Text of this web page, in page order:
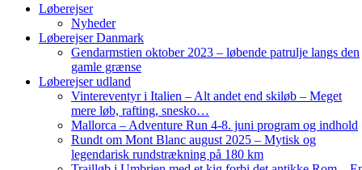
Løberejser
Nyheder
Løberejser Danmark
Gendarmstien oktober 2023 – løbende patrulje langs den
gamle grænse
Løberejser udland
Vintereventyr i Italien – Alt andet end skiløb – Meget
mere løb, rafting, snesko…
Mallorca – Adventure Run 4-8. juni program og indhold
Rundt om Mont Blanc august 2025 – Mytisk og
legendarisk rundstrækning på 180 km